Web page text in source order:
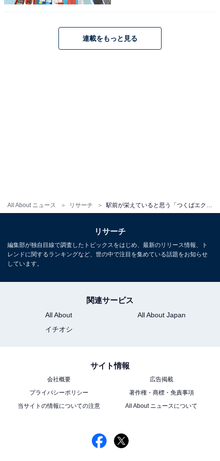
All About ニュース リサーチ
連載をもっと見る
リサーチ
編集部が独自目線で調査したトピックスをはじめ、最新のリリース情報、ト
レンドに関するランキングなど、世の中で注目を集めている話題をお知らせ
しています。
関連サービス
All About
All About Japan
イチオシ
サイト情報
会社概要
広告掲載
プライバシーポリシー
著作権・商標・免責事項
当サイトの情報についての注意
All About ニュースについて